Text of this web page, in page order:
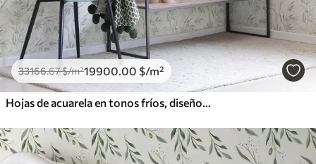
33166.67$/m²19900.00 $/m²
Hojas de acuarela en tonos fríos, diseño minimalista